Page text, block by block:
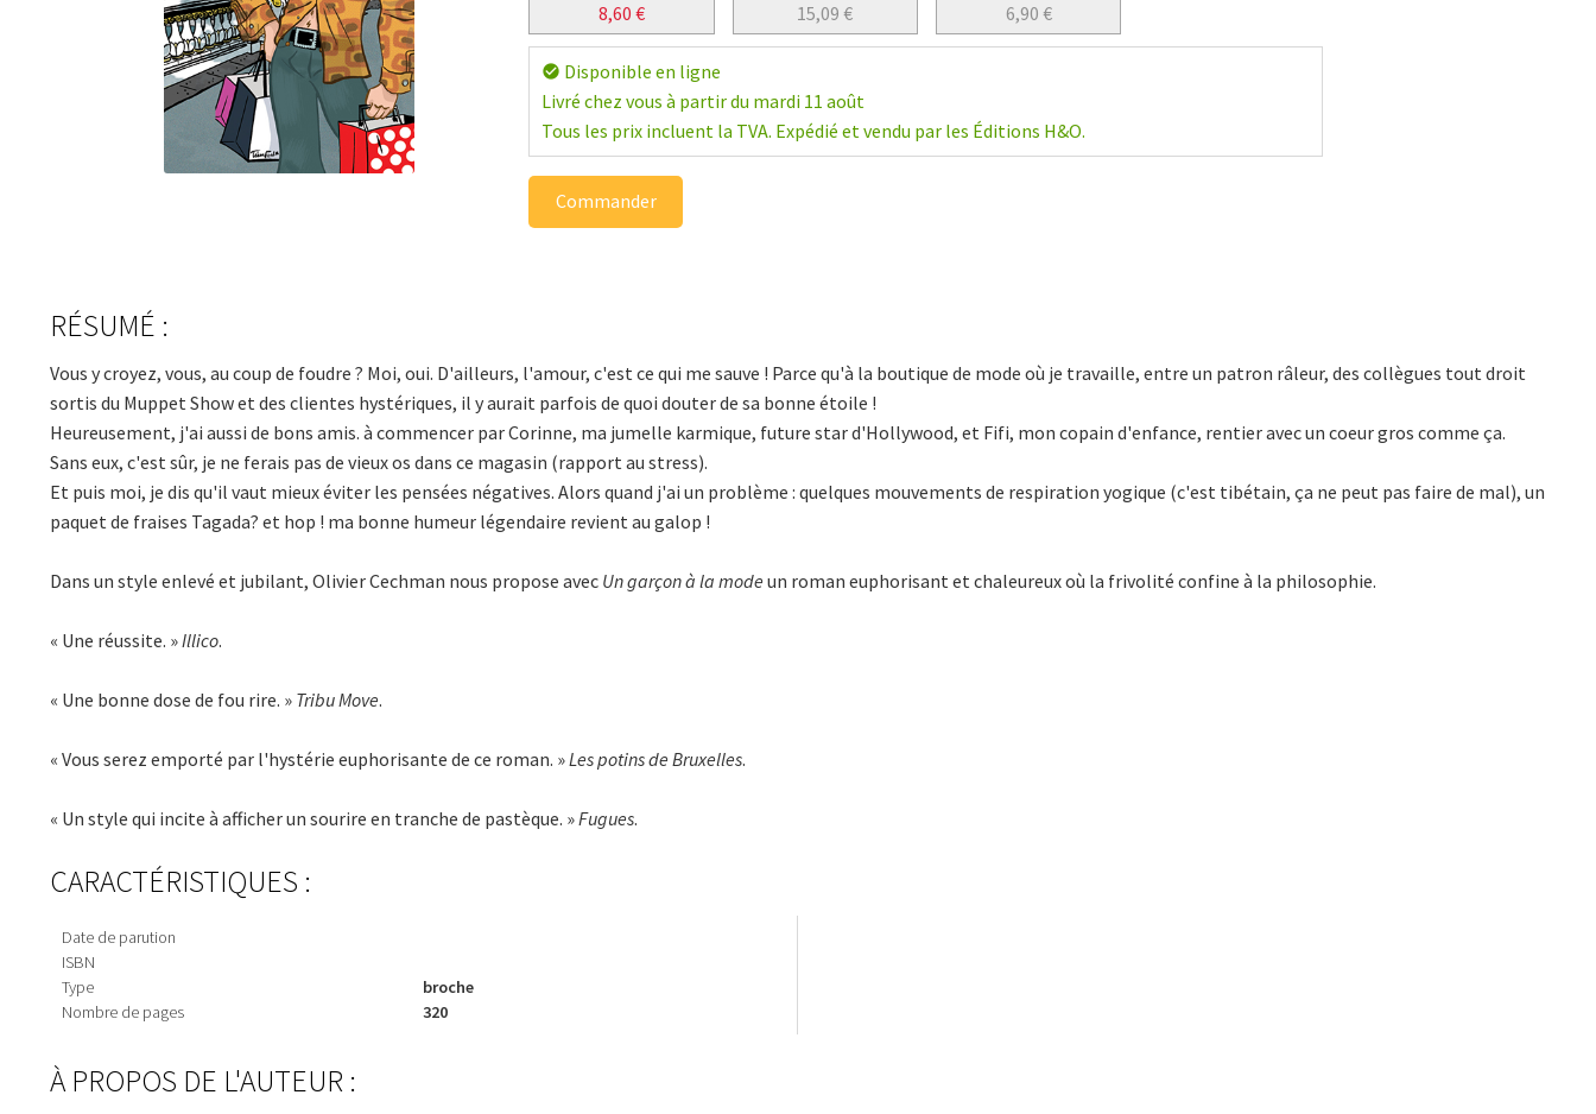
8,60 €
15,09€
6,90 €
check_circle Disponible en ligne
Livré chez vous à partir du mardi 11 août
Tous les prix incluent la TVA. Expédié et vendu par les Éditions H&O.
Commander
RÉSUMÉ :
Vous y croyez, vous, au coup de foudre ? Moi, oui. D'ailleurs, l'amour, c'est ce qui me sauve ! Parce qu'à la boutique de mode où je travaille, entre un patron râleur, des collègues tout droit
sortis du Muppet Show et des clientes hystériques, il y aurait parfois de quoi douter de sa bonne étoile !
Heureusement, j'ai aussi de bons amis. à commencer par Corinne, ma jumelle karmique, future star d'Hollywood, et Fifi, mon copain d'enfance, rentier avec un coeur gros comme ça.
Sans eux, c'est sûr, je ne ferais pas de vieux os dans ce magasin (rapport au stress).
Et puis moi, je dis qu'il vaut mieux éviter les pensées négatives. Alors quand j'ai un problème : quelques mouvements de respiration yogique (c'est tibétain, ça ne peut pas faire de mal), un
paquet de fraises Tagada? et hop ! ma bonne humeur légendaire revient au galop !
Dans un style enlevé et jubilant, Olivier Cechman nous propose avec Un garçon à la mode un roman euphorisant et chaleureux où la frivolité confine à la philosophie.
« Une réussite. »Illico.
« Une bonne dose de fou rire. » Tribu Move.
« Vous serez emporté par l'hystérie euphorisante de ce roman. »Les potins de Bruxelles.
« Un style qui incite à afficher un sourire en tranche de pastèque. »Fugues.
CARACTÉRISTIQUES :
Date de parution
ISBN
Type
Nombre de pages
broche
320
À PROPOS DE L'AUTEUR :